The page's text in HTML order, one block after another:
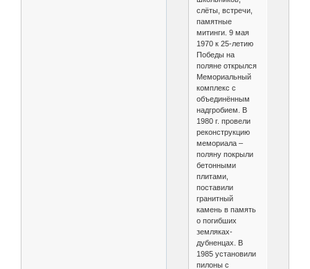
слёты, встречи,
памятные
митинги. 9 мая
1970 к 25-летию
Победы на
поляне открылся
Мемориальный
комплекс с
объединённым
надгробием. В
1980 г. провели
реконструкцию
мемориала –
поляну покрыли
бетонными
плитами,
поставили
гранитный
камень в память
о погибших
земляках-
дубненцах. В
1985 установили
пилоны с